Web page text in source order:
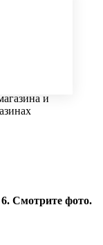
и
6. Смотрите фото.